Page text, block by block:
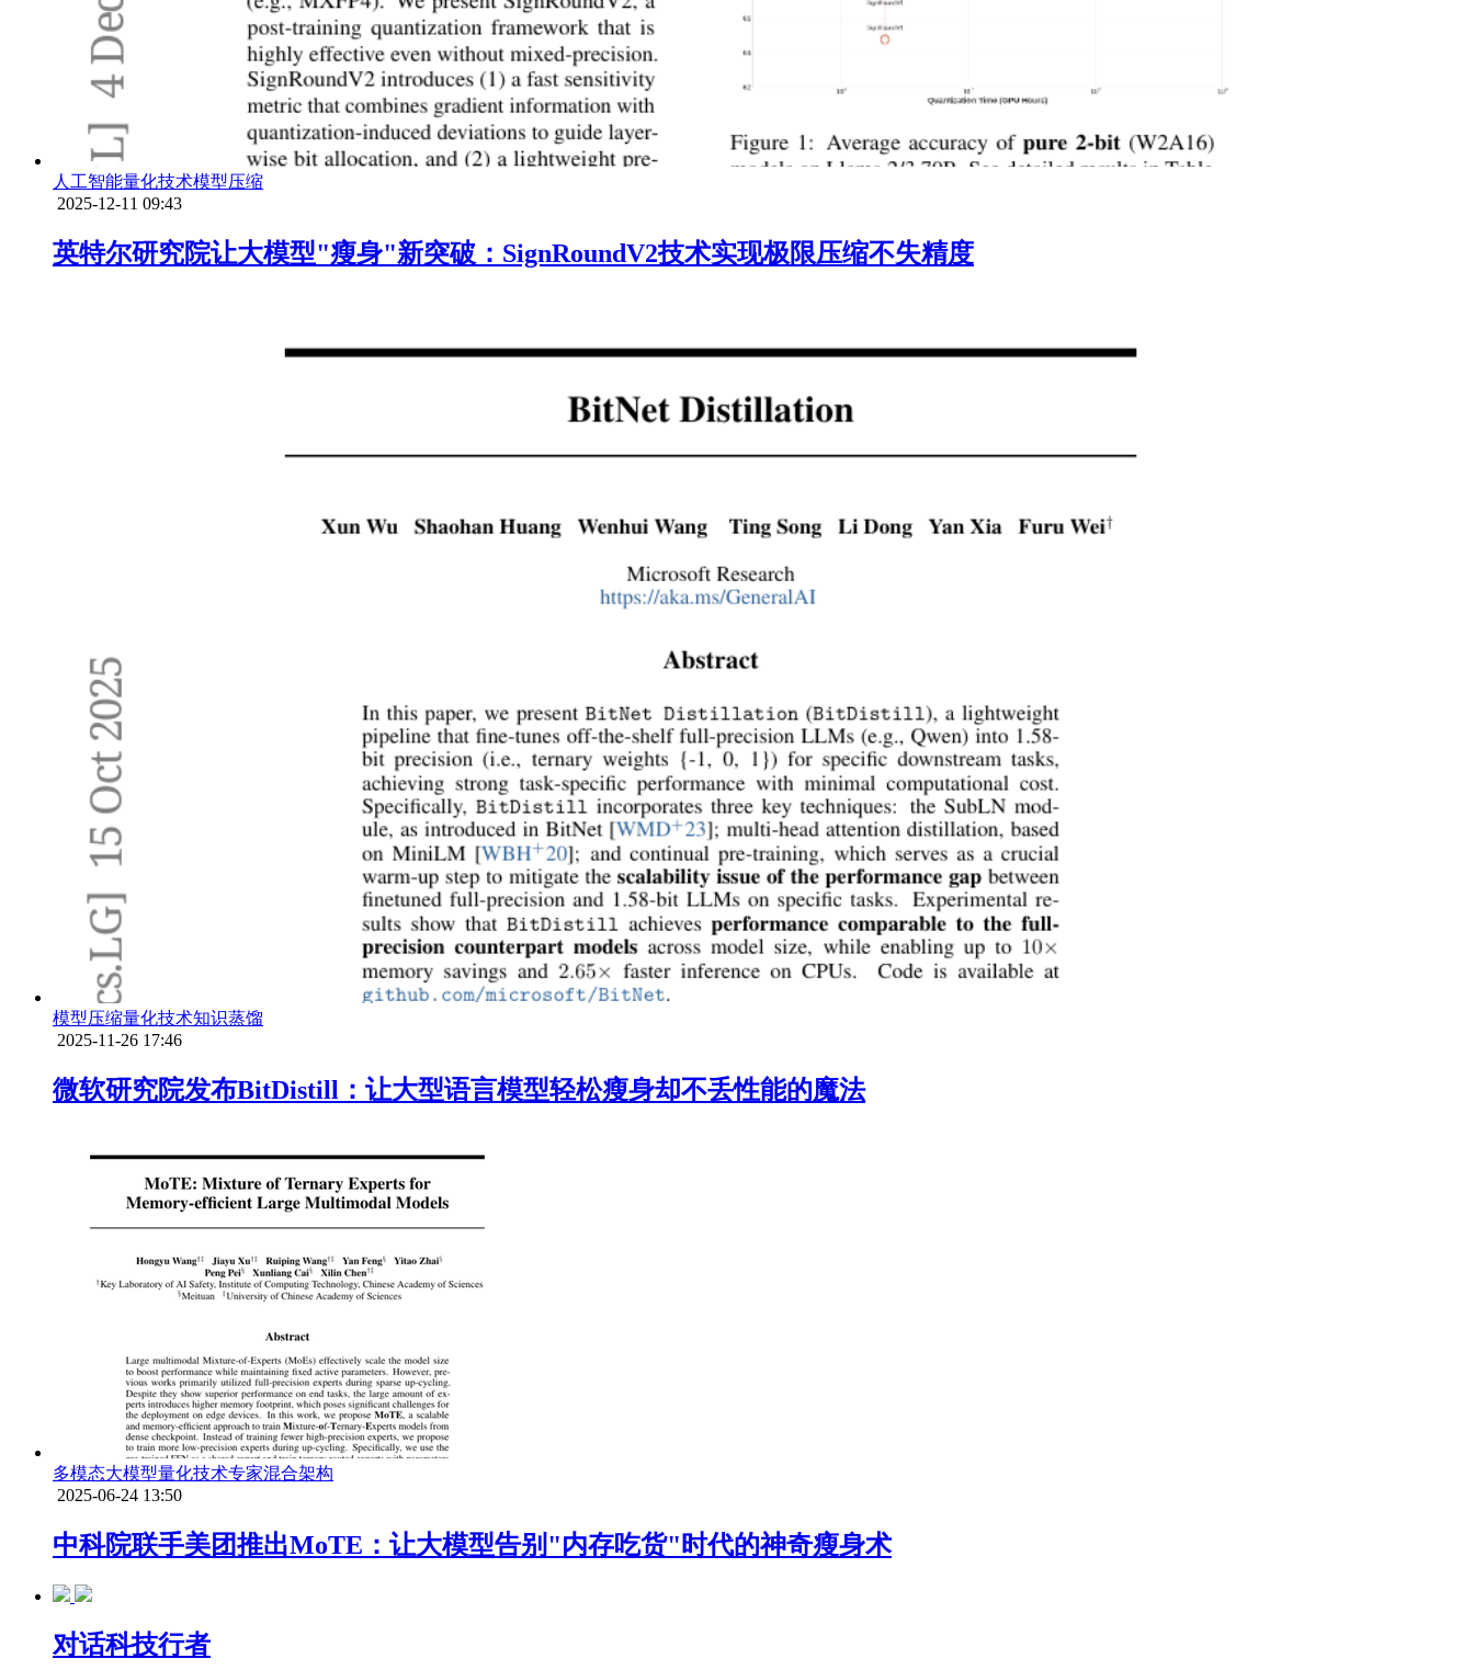
人工智能量化技术模型压缩
2025-12-11 09:43
英特尔研究院让大模型"瘦身"新突破：SignRoundV2技术实现极限压缩不失精度
模型压缩量化技术知识蒸馏
2025-11-26 17:46
微软研究院发布BitDistill：让大型语言模型轻松瘦身却不丢性能的魔法
多模态大模型量化技术专家混合架构
2025-06-24 13:50
中科院联手美团推出MoTE：让大模型告别"内存吃货"时代的神奇瘦身术
对话科技行者